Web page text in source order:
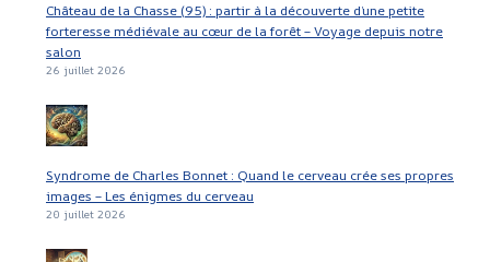
Château de la Chasse (95) : partir à la découverte d’une petite
forteresse médiévale au cœur de la forêt – Voyage depuis notre
salon
26 juillet 2026
Syndrome de Charles Bonnet : Quand le cerveau crée ses propres
images – Les énigmes du cerveau
20 juillet 2026